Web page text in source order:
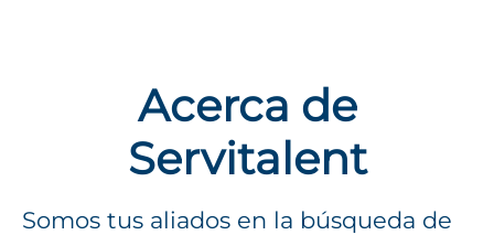
Acerca de
Servitalent
Somos tus aliados en la búsqueda de